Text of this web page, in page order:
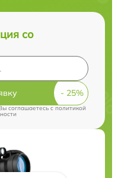
со
соглашаетесь cполитикой